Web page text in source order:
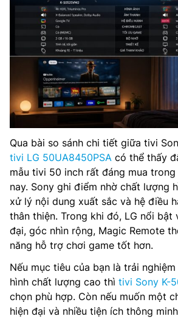
Qua bài so sánh chi tiết giữa tivi
tivi LG 50UA8450PSA có thể thấy
mẫu tivi 50 inch rất đáng mua trong
nay. Sony ghi điểm nhờ chất lượng
xử lý nội dung xuất sắc và hệ điều
thân thiện. Trong khi đó, LG nổi bật
đại, góc nhìn rộng, Magic Remote
năng hỗ trợ chơi game tốt hơn.
Nếu mục tiêu của bạn là trải
hình chất lượng cao thì tivi Sony K-
chọn phù hợp. Còn nếu muốn một
hiện đại và nhiều tiện ích thông